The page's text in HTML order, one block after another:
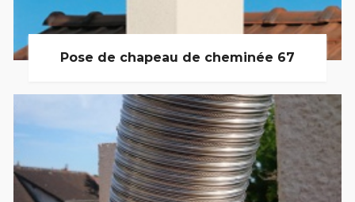
Pose de chapeau de cheminée 67